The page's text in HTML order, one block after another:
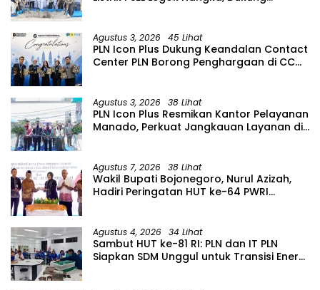
Agustus 3, 2026 45 Lihat
PLN Icon Plus Dukung Keandalan Contact
Center PLN Borong Penghargaan di CCW
Agustus 3, 2026 38 Lihat
PLN Icon Plus Resmikan Kantor Pelayanan
Manado, Perkuat Jangkauan Layanan di
Agustus 7, 2026 38 Lihat
Wakil Bupati Bojonegoro, Nurul Azizah,
Hadiri Peringatan HUT ke-64 PWRI
Agustus 4, 2026 34 Lihat
Sambut HUT ke-81 RI: PLN dan IT PLN
Siapkan SDM Unggul untuk Transisi Energi